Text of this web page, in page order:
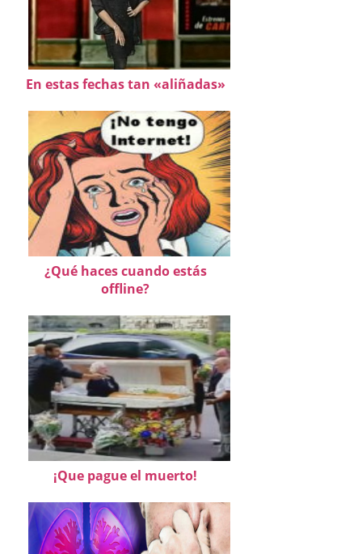
En estas fechas tan «aliñadas»
¿Qué haces cuando estás
offline?
¡Que pague el muerto!